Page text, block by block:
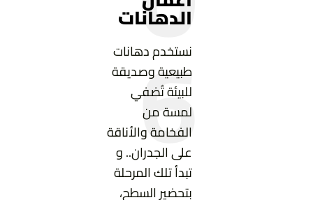
6
الدهانات
نستخدم دهانات
طبيعية وصديقة
للبيئة تُضفي
لمسة من
الفخامة والأناقة
على الجدران.. و
تبدأ تلك المرحلة
بتحضير السطح،